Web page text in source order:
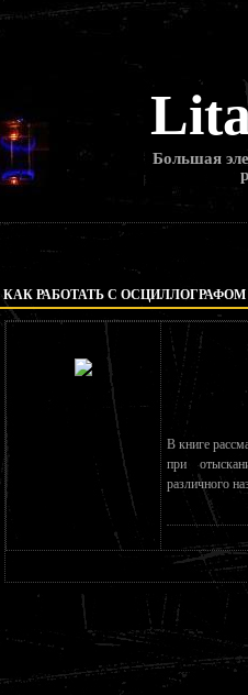
Большая
КАК РАБОТАТЬ С ОСЦИЛЛОГРАФОМ
В книге
при
различного